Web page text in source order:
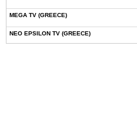
MEGA TV (GREECE)
NEO EPSILON TV (GREECE)